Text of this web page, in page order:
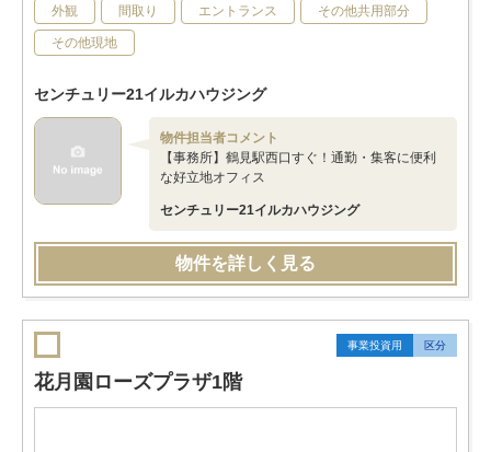
外観 間取り エントランス その他共用部分
その他現地
センチュリー21イルカハウジング
物件担当者コメント
【事務所】鶴見駅西口すぐ！通勤・集客に便利
な好立地オフィス
センチュリー21イルカハウジング
物件を詳しく見る
事業投資用 区分
花月園ローズプラザ1階